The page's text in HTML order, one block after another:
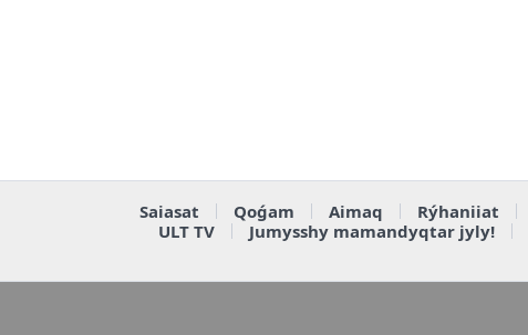
Saiasat Qoǵam Aimaq Rýhaniiat
ULT TV
Jumysshy mamandyqtar jyly!